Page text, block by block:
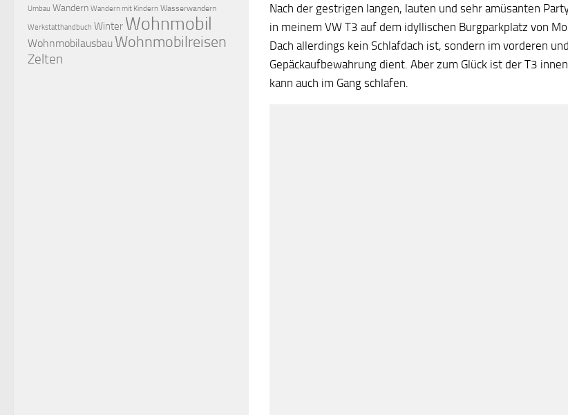
Nach der gestrigen langen, lauten und sehr amüsanten
in meinem VW T3 auf dem idyllischen Burgparkplatz von
Dach allerdings kein Schlafdach ist, sondern im vorderen
Gepäckaufbewahrung dient. Aber zum Glück ist der T3
kann auch im Gang schlafen.
Umbau Wandern Wandern mit Kindern Wasserwandern
Werkstatthandbuch Winter Wohnmobil
Wohnmobilausbau Wohnmobilreisen
Zelten